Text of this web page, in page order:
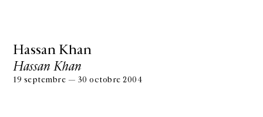
Hassan Khan
Hassan Khan
19 septembre — 30 octobre 2004